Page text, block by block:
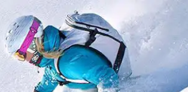
van onze kortingsacties!